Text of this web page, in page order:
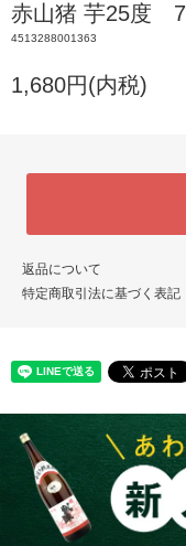
赤山猪 芋25度
4513288001363
1,680円(内税)
返品について
特定商取引法に基づく表記